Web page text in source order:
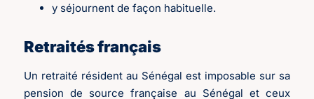
y séjournent de façon habituelle.
Retraités français
Un retraité résident au Sénégal est imposable sur sa
pension de source française au Sénégal et ceux